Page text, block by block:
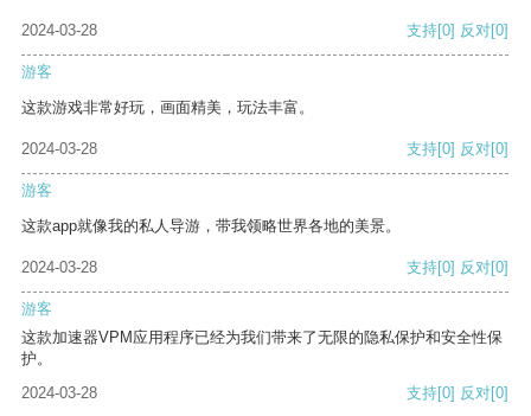
2024-03-28 支持[0] 反对[0]
游客
这款游戏非常好玩，画面精美，玩法丰富。
2024-03-28 支持[0] 反对[0]
游客
这款app就像我的私人导游，带我领略世界各地的美景。
2024-03-28 支持[0] 反对[0]
游客
这款加速器VPM应用程序已经为我们带来了无限的隐私保护和安全性保
护。
2024-03-28
支持[0] 反对[0]